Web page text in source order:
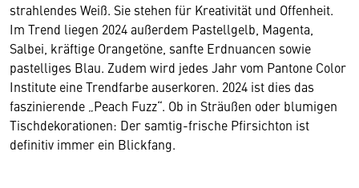
strahlendes Weiß. Sie stehen für Kreativität und Offenheit.
Im Trend liegen 2024 außerdem Pastellgelb, Magenta,
Salbei, kräftige Orangetöne, sanfte Erdnuancen sowie
pastelliges Blau. Zudem wird jedes Jahr vom Pantone Color
Institute eine Trendfarbe auserkoren. 2024 ist dies das
faszinierende „Peach Fuzz“. Ob in Sträußen oder blumigen
Tischdekorationen: Der samtig-frische Pfirsichton ist
definitiv immer ein Blickfang.